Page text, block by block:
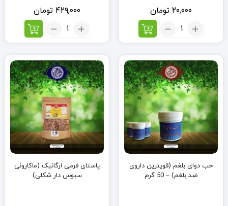
۲۰,۰۰۰ تومان
تعداد:
گرم)
۴۲۹,۰۰۰ تومان
تعداد:
گرم)
حب دوای بلغم (قویترین داروی
ضد بلغم) – 50 گرم
پاستای فرمی ارگانیک (ماکارونی
سبوس دار شکلی)